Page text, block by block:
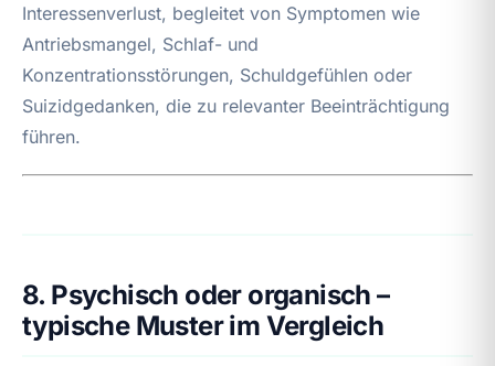
Interessenverlust, begleitet von Symptomen wie
Antriebsmangel, Schlaf- und
Konzentrationsstörungen, Schuldgefühlen oder
Suizidgedanken, die zu relevanter Beeinträchtigung
führen.
8. Psychisch oder organisch –
typische Muster im Vergleich